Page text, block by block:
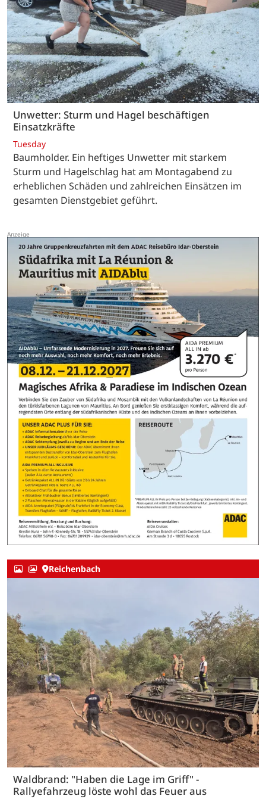
Unwetter: Sturm und Hagel beschäftigen
Einsatzkräfte
Tuesday
Baumholder. Ein heftiges Unwetter mit starkem
Sturm und Hagelschlag hat am Montagabend zu
erheblichen Schäden und zahlreichen Einsätzen im
gesamten Dienstgebiet geführt.
Reichenbach
Waldbrand: "Haben die Lage im Griff" -
Rallyefahrzeug löste wohl das Feuer aus